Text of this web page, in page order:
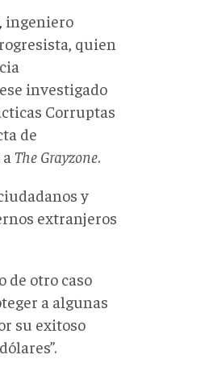
ingeniero
quien
investigado
Corruptas
de
The Grayzone.
y
extranjeros
de otro caso
a algunas
su exitoso